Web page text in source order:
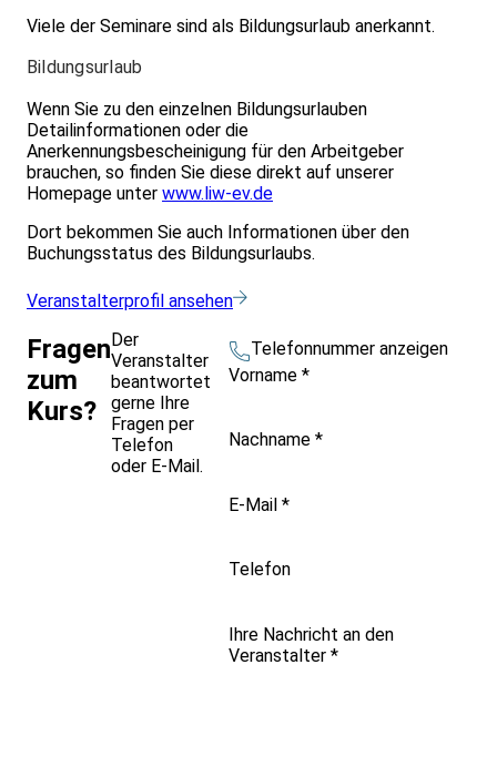
Viele der Seminare sind als Bildungsurlaub anerkannt.
Bildungsurlaub
Wenn Sie zu den einzelnen Bildungsurlauben
Detailinformationen oder die
Anerkennungsbescheinigung für den Arbeitgeber
brauchen, so finden Sie diese direkt auf unserer
Homepage unter www.liw-ev.de
Dort bekommen Sie auch Informationen über den
Buchungsstatus des Bildungsurlaubs.
Veranstalterprofil ansehen
Fragen
zum
Kurs?
Der
Veranstalter
beantwortet
gerne Ihre
Fragen per
Telefon
oder E-Mail.
Telefonnummer anzeigen
Vorname *
Nachname *
E-Mail *
Telefon
Ihre Nachricht an den
Veranstalter *